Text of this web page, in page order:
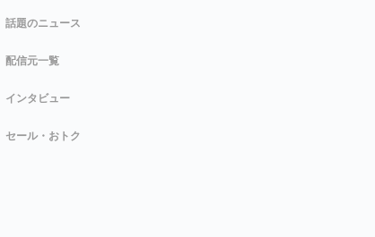
話題のニュース
配信元一覧
インタビュー
セール・おトク